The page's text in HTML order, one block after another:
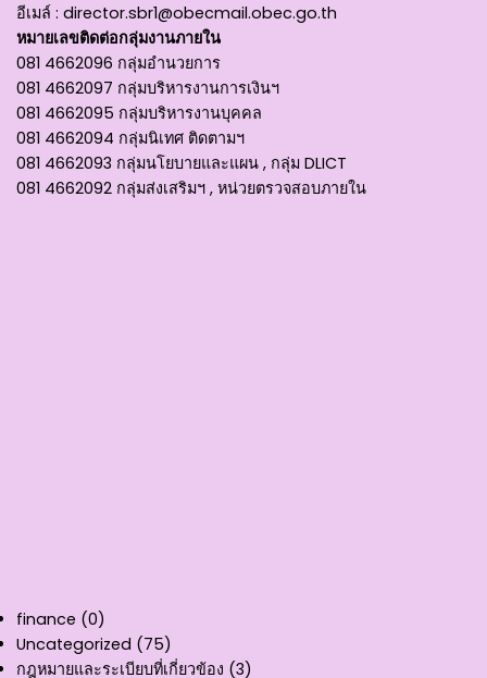
อีเมล์ : director.sbr1@obecmail.obec.go.th
หมายเลขติดต่อกลุ่มงานภายใน
081 4662096 กลุ่มอำนวยการ
081 4662097 กลุ่มบริหารงานการเงินฯ
081 4662095 กลุ่มบริหารงานบุคคล
081 4662094 กลุ่มนิเทศ ติดตามฯ
081 4662093 กลุ่มนโยบายและแผน , กลุ่ม DLICT
081 4662092 กลุ่มส่งเสริมฯ , หน่วยตรวจสอบภายใน
finance (0)
Uncategorized (75)
กฎหมายและระเบียบที่เกี่ยวข้อง (3)